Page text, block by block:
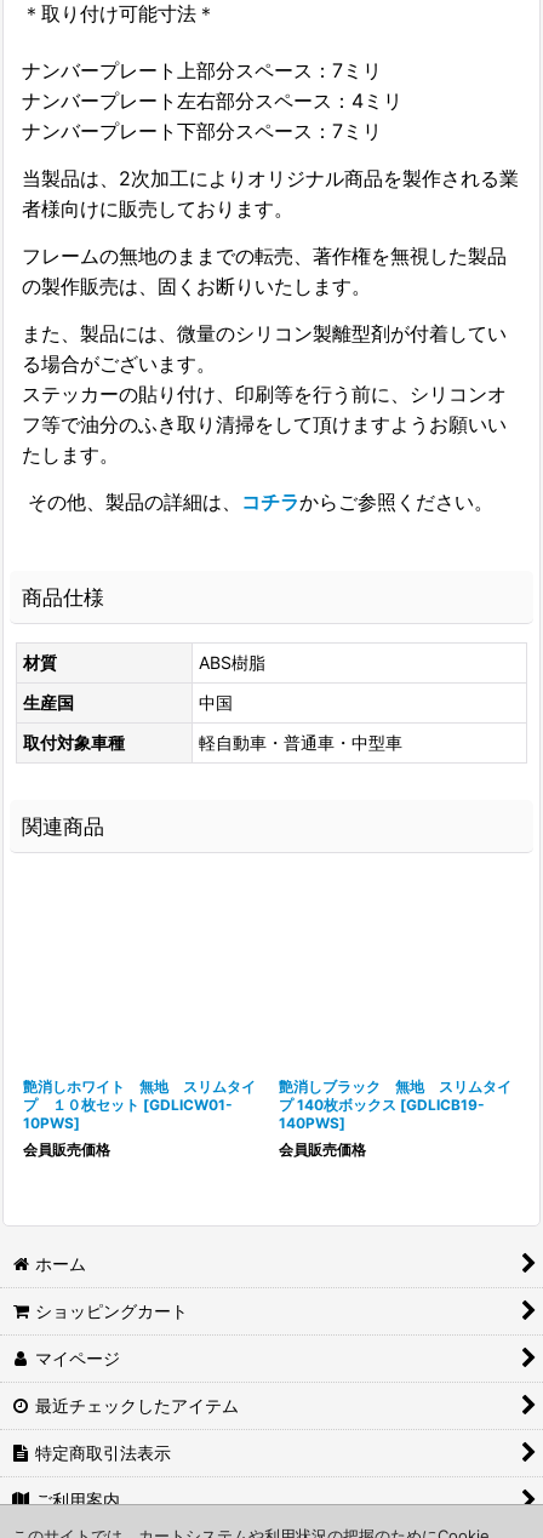
＊取り付け可能寸法＊
ナンバープレート上部分スペース：7ミリ
ナンバープレート左右部分スペース：4ミリ
ナンバープレート下部分スペース：7ミリ
当製品は、2次加工によりオリジナル商品を製作される業
者様向けに販売しております。
フレームの無地のままでの転売、著作権を無視した製品
の製作販売は、固くお断りいたします。
また、製品には、微量のシリコン製離型剤が付着してい
る場合がございます。
ステッカーの貼り付け、印刷等を行う前に、シリコンオ
フ等で油分のふき取り清掃をして頂けますようお願いい
たします。
その他、製品の詳細は、 コチラからご参照ください。
商品仕様
材質
ABS樹脂
生産国
中国
取付対象車種
軽自動車・普通車・中型車
関連商品
艶消しホワイト 無地 スリムタイ
プ １０枚セット [GDLICW01-
10PWS]
会員販売価格
艶消しブラック 無地 スリムタイ
プ 140枚ボックス [GDLICB19-
140PWS]
会員販売価格
ホーム
ショッピングカート
マイページ
最近チェックしたアイテム
特定商取引法表示
ご利用案内